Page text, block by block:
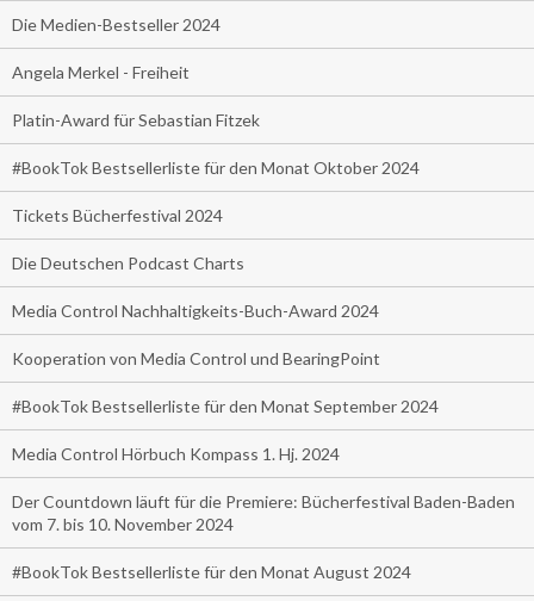
Die Medien-Bestseller 2024
Angela Merkel - Freiheit
Platin-Award für Sebastian Fitzek
#BookTok Bestsellerliste für den Monat Oktober 2024
Tickets Bücherfestival 2024
Die Deutschen Podcast Charts
Media Control Nachhaltigkeits-Buch-Award 2024
Kooperation von Media Control und BearingPoint
#BookTok Bestsellerliste für den Monat September 2024
Media Control Hörbuch Kompass 1. Hj. 2024
Der Countdown läuft für die Premiere: Bücherfestival Baden-Baden
vom 7. bis 10. November 2024
#BookTok Bestsellerliste für den Monat August 2024